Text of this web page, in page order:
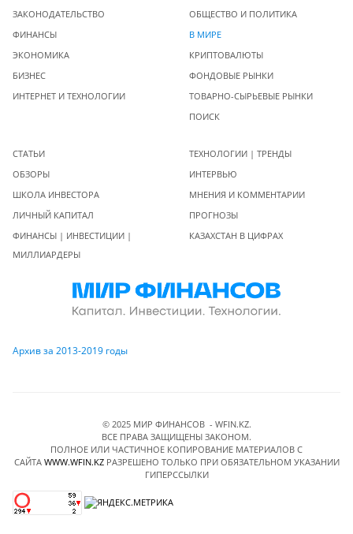
ЗАКОНОДАТЕЛЬСТВО
ФИНАНСЫ
ЭКОНОМИКА
БИЗНЕС
ИНТЕРНЕТ И ТЕХНОЛОГИИ
ОБЩЕСТВО И ПОЛИТИКА
В МИРЕ
КРИПТОВАЛЮТЫ
ФОНДОВЫЕ РЫНКИ
ТОВАРНО-СЫРЬЕВЫЕ РЫНКИ
ПОИСК
СТАТЬИ
ОБЗОРЫ
ШКОЛА ИНВЕСТОРА
ЛИЧНЫЙ КАПИТАЛ
ФИНАНСЫ | ИНВЕСТИЦИИ |
МИЛЛИАРДЕРЫ
ТЕХНОЛОГИИ | ТРЕНДЫ
ИНТЕРВЬЮ
МНЕНИЯ И КОММЕНТАРИИ
ПРОГНОЗЫ
КАЗАХСТАН В ЦИФРАХ
Архив за 2013-2019 годы
© 2025 МИР ФИНАНСОВ - WFIN.KZ.
ВСЕ ПРАВА ЗАЩИЩЕНЫ ЗАКОНОМ.
ПОЛНОЕ ИЛИ ЧАСТИЧНОЕ КОПИРОВАНИЕ МАТЕРИАЛОВ C
САЙТА WWW.WFIN.KZРАЗРЕШЕНО ТОЛЬКО ПРИ ОБЯЗАТЕЛЬНОМ УКАЗАНИИ
ГИПЕРССЫЛКИ